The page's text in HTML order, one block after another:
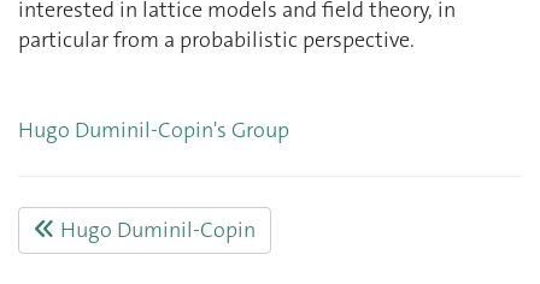
interested in lattice models and field theory, in
particular from a probabilistic perspective.
Hugo Duminil-Copin's Group
Hugo Duminil-Copin